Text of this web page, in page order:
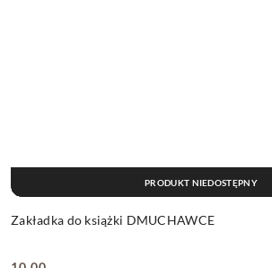
Zakładka do książki DMUCHAWCE
PRODUKT NIEDOSTĘPNY